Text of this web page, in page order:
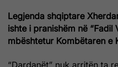
Legjenda shqiptare
ishte i pranishëm në “Fadil
mbështetur Kombëtaren e
“Dardanët” nuk arritën ta